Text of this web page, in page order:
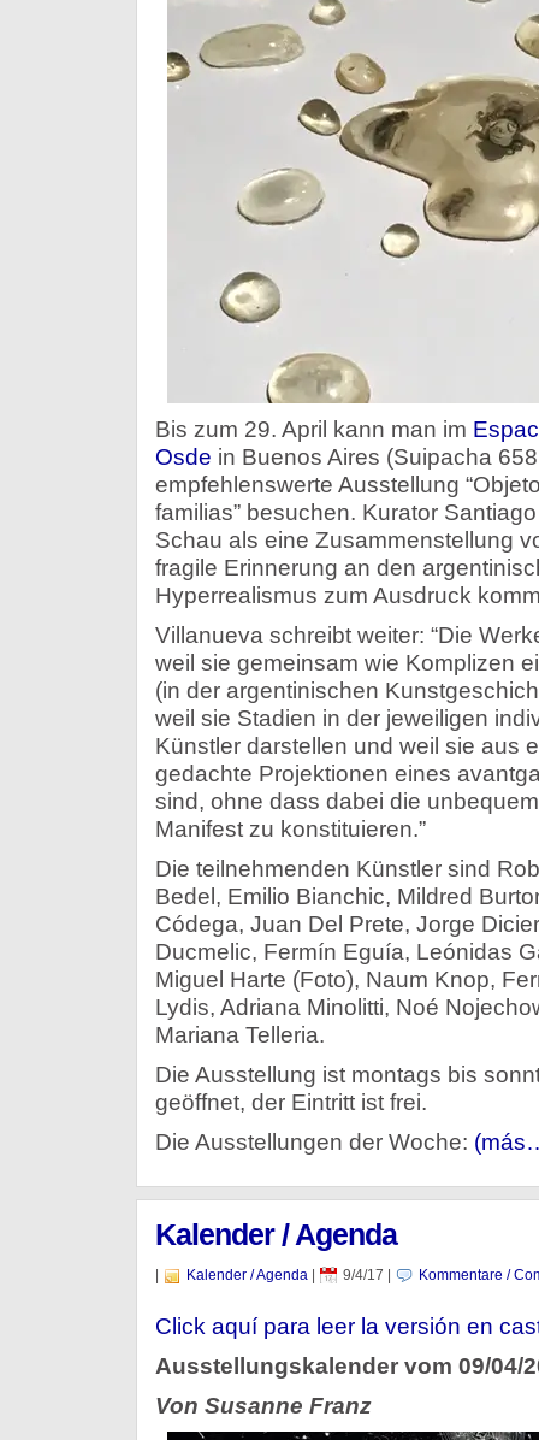
Bis zum 29. April kann man im
Osde in Buenos Aires (Suipacha
empfehlenswerte Ausstellung
familias” besuchen. Kurator
Schau als eine Zusammenstellung
fragile Erinnerung an den
Hyperrealismus zum Ausdruck
Villanueva schreibt weiter: “Die
weil sie gemeinsam wie Komplizen
(in der argentinischen
weil sie Stadien in der jeweiligen
Künstler darstellen und weil sie aus
gedachte Projektionen eines
sind, ohne dass dabei die
Manifest zu konstituieren.”
Die teilnehmenden Künstler sind
Bedel, Emilio Bianchic, Mildred
Códega, Juan Del Prete, Jorge
Ducmelic, Fermín Eguía, Leónidas
Miguel Harte (Foto), Naum Knop,
Lydis, Adriana Minolitti, Noé
Mariana Telleria.
Die Ausstellung ist montags bis
geöffnet, der Eintritt ist frei.
Die Ausstellungen der Woche:
Kalender / Agenda
Kalender / Agenda| 9/4/17 Kommentare /
Click aquí para leer la versión en
Ausstellungskalender vom 09/04/
Von Susanne Franz